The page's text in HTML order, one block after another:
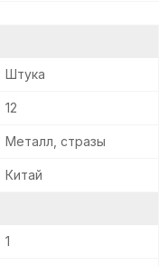
Штука
12
Металл, стразы
Китай
1